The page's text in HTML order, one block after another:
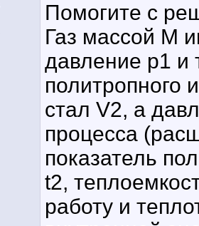
Помогите с
Газ массой М
давление р1 и
политропного
стал V2, а
процесса
показатель
t2,
работу и